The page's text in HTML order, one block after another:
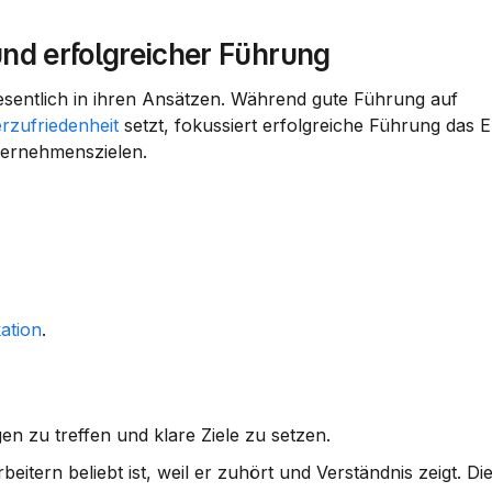
erfolgreicher Führung
setzt, fokussiert erfolgreiche Führung das
.
zu treffen und klare Ziele zu setzen.
beliebt ist, weil er zuhört und Verständnis zeigt.